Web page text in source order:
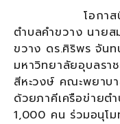
โอกาสนี้นาย
ตำบลคำขวาง นาย
ขวาง ดร.ศิริพร จัน
มหาวิทยาลัยอุบลรา
สีหะวงษ์ คณะพยาบ
ด้วยภาคีเครือข่ายต
1,000 คน ร่วมอนุโ